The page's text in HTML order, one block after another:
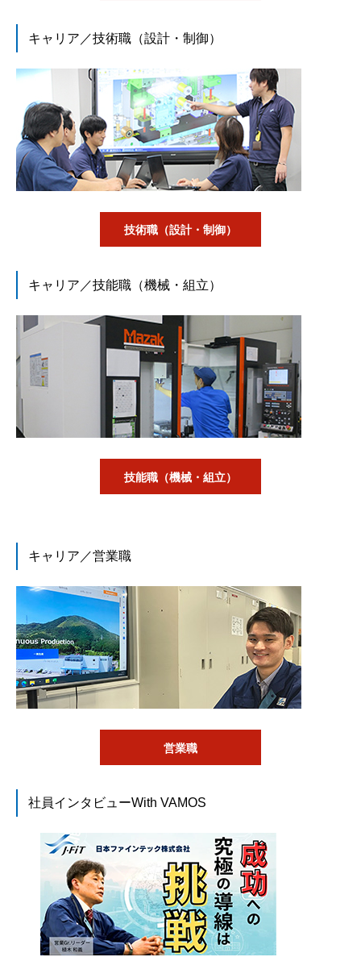
キャリア／技術職（設計・制御）
技術職（設計・制御）
キャリア／技能職（機械・組立）
技能職（機械・組立）
キャリア／営業職
営業職
社員インタビューWith VAMOS